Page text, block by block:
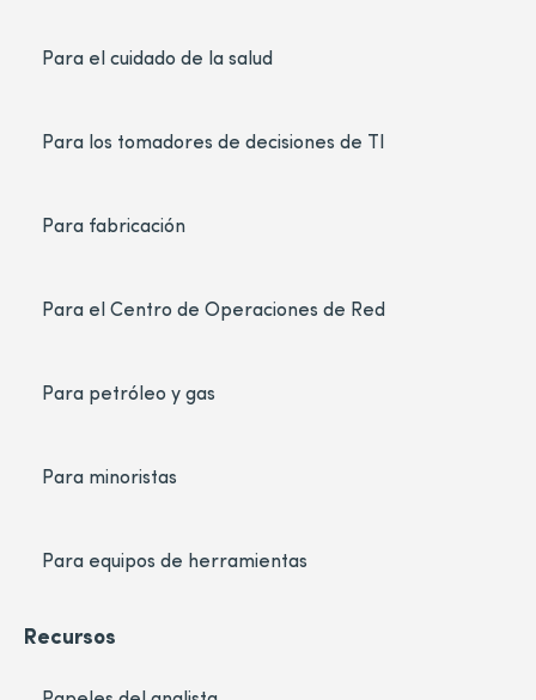
Para el cuidado de la salud
Para los tomadores de decisiones de TI
Para fabricación
Para el Centro de Operaciones de Red
Para petróleo y gas
Para minoristas
Para equipos de herramientas
Recursos